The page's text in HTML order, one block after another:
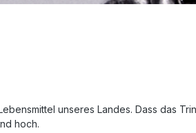
unseres Landes. Dass das
hoch.